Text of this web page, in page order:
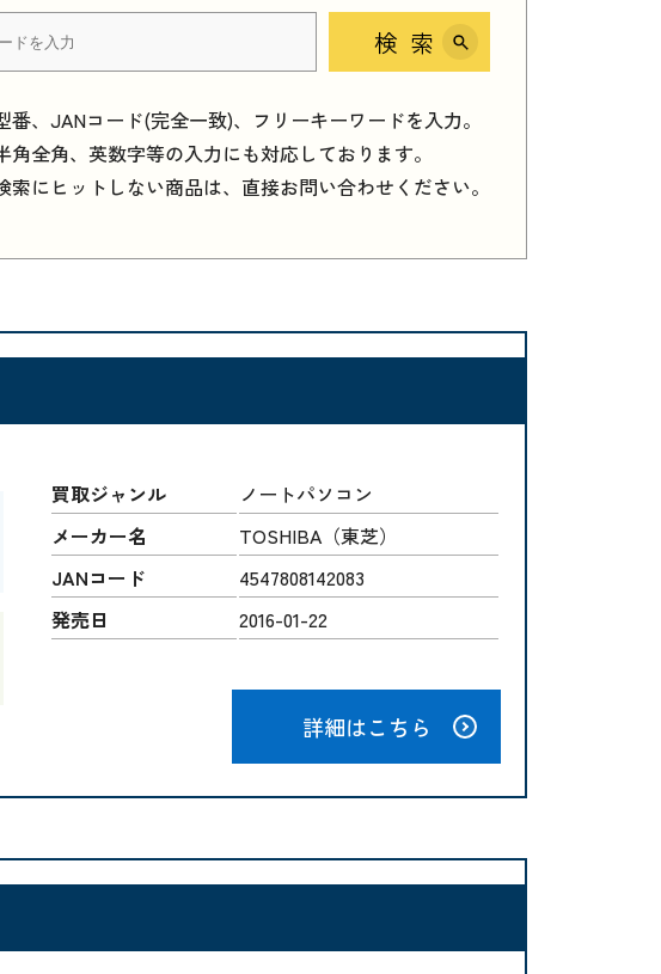
検索
番、JANコード(完全一致)、フリーキーワードを入力。
角全角、英数字等の入力にも対応しております。
索にヒットしない商品は、直接お問い合わせください。
買取ジャンル
ノートパソコン
メーカー名
TOSHIBA（東芝）
JANコード
4547808142083
発売日
2016-01-22
詳細はこちら